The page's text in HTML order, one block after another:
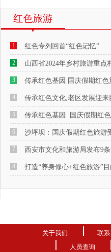
红色旅游
1 红色专列回首“红色记忆”
2 山西省2024年乡村旅游重点
3 传承红色基因 国庆假期红色
4 传承红色文化,老区发展迎来
5 传承红色基因 国庆假期红
6 沙坪坝：国庆假期红色旅游
7 西安市文化和旅游局发布9
8 打造“养身修心+红色旅游”
关于我们 联
人员查询